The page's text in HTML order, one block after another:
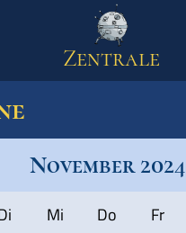
Spiel
Zentrale
November 2024
Mi Do Fr